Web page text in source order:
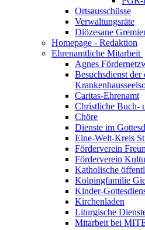
Ortsausschüsse
Verwaltungsräte
Diözesane
Homepage - Redaktion
Ehrenamtliche Mitarbeit
Agnes
Besuchsdienst der
Caritas-Ehrenamt
Christliche Buch-
Chöre
Dienste im
Eine-Welt-Kreis
Förderverein
Förderverein
Katholische
Kolpingfamilie
Kinder-
Kirchenladen
Liturgische
Mitarbeit bei